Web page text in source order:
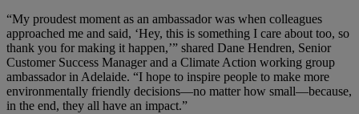
“My proudest moment as an ambassador was when colleagues
approached me and said, ‘Hey, this is something I care about too, so
thank you for making it happen,’” shared Dane Hendren, Senior
Customer Success Manager and a Climate Action working group
ambassador in Adelaide. “I hope to inspire people to make more
environmentally friendly decisions—no matter how small—because,
in the end, they all have an impact.”